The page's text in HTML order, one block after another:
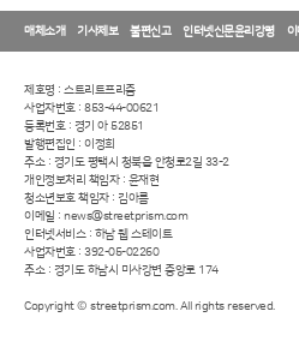
매체소개 기사제보 불편신고 인터넷신문윤리강령
제호명 : 스트리트프리즘
사업자번호 : 853-44-00621
등록번호 : 경기 아 52851
발행편집인 : 이정희
주소 : 경기도 평택시 청북읍 안청로2길 33-2
개인정보처리 책임자 : 윤재현
청소년보호 책임자 : 김아름
이메일 : news@streetprism.com
인터넷서비스 : 하남 웹 스테이트
사업자번호 : 392-05-02260
주소 : 경기도 하남시 미사강변 중앙로 174
Copyright © streetprism.com. All rights reserved.